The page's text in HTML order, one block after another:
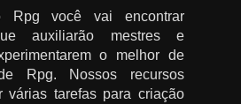
Rpg você vai encontrar
auxiliarão mestres e
o melhor de
Rpg. Nossos recursos
várias tarefas para criação